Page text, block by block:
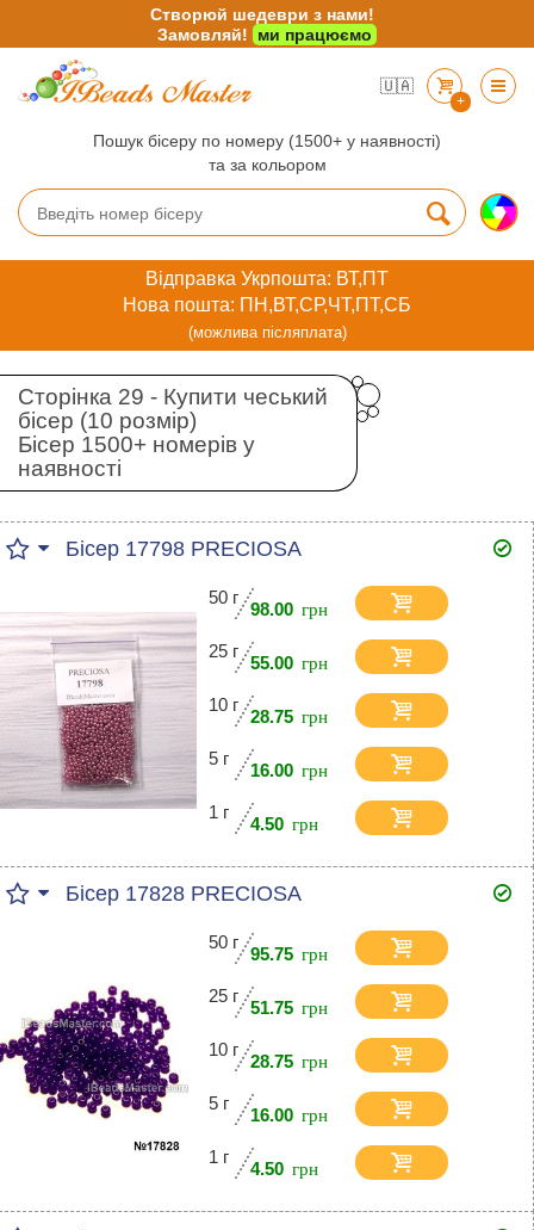
🇺🇦
+
Пошук бісеру по номеру (1500+ у наявності)
та за кольором
Відправка Укрпошта: ВТ,ПТ
Нова пошта: ПН,ВТ,СР,ЧТ,ПТ,СБ
(можлива післяплата)
Сторінка 29 - Купити чеський
бісер (10 розмір)
Бісер 1500+ номерів у
наявності
Бісер 17798 PRECIOSA
50 г
98.00
25 г
55.00
10 г
28.75
5 г
16.00
1 г
4.50
Бісер 17828 PRECIOSA
50 г
95.75
25 г
51.75
10 г
28.75
5 г
16.00
1 г
4.50
Створюй шедеври з нами!
Замовляй!
ми працюємо